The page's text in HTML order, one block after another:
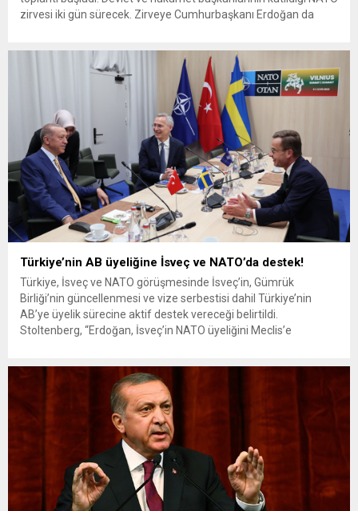
zirvesi iki gün sürecek. Zirveye Cumhurbaşkanı Erdoğan da
İsveç’in NATO üyeliği ve NATO’nun yeni askeri planları gibi
konular masaya yatırılacak....
Türkiye’nin AB üyeliğine İsveç ve NATO’da destek!
Türkiye, İsveç ve NATO görüşmesinde İsveç’in, Gümrük
Birliği’nin güncellenmesi ve vize serbestisi dahil Türkiye’nin
AB’ye üyelik sürecine aktif destek vereceği belirtildi.
Stoltenberg, “Erdoğan, İsveç’in NATO üyeliğini Meclis’e
NATO üyeliği hakkında mutabakata varıldığını bildirdi.
Stoltenberg, Cumhurbaşkanı Erdoğan’ın İsveç’in...